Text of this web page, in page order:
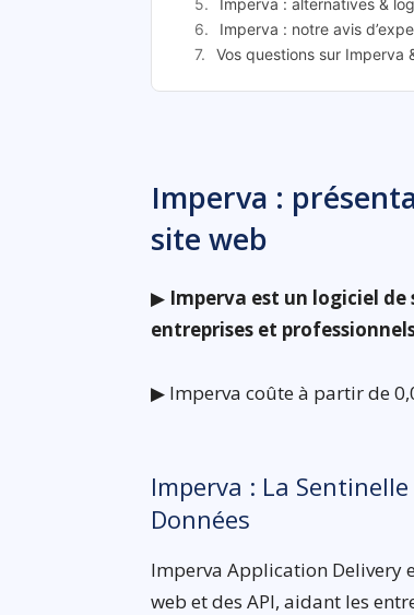
Imperva : notre avis
Vos questions sur Imperva
Imperva :
site web
▶ Imperva est un logiciel
entreprises et
▶ Imperva coûte à partir de
Imperva : La
Données
Imperva Application Delivery
web et des API, aidant les